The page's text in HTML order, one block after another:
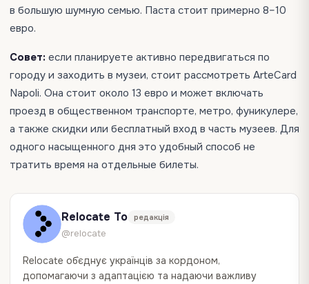
в большую шумную семью. Паста стоит примерно 8–10
евро.
Совет: если планируете активно передвигаться по
городу и заходить в музеи, стоит рассмотреть ArteCard
Napoli. Она стоит около 13 евро и может включать
проезд в общественном транспорте, метро, фуникулере,
а также скидки или бесплатный вход в часть музеев. Для
одного насыщенного дня это удобный способ не
тратить время на отдельные билеты.
Relocate To редакція
@relocate
Relocate об`єднує українців за кордоном,
допомагаючи з адаптацією та надаючи важливу